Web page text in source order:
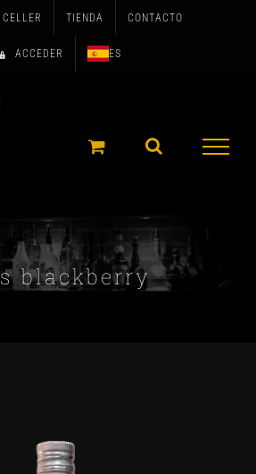
CELLER TIENDA CONTACTO
ACCEDER ES
blackberry